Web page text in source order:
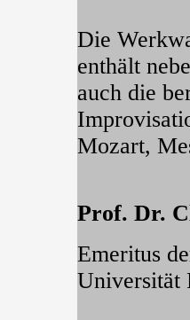
Die
enthält
auch die
Mozart,
Prof. Dr.
Emeritus
Universität